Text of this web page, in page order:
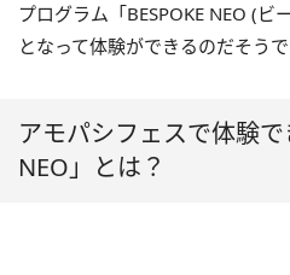
プログラム「BESPOKE NEO (
となって体験ができるのだそうで
アモパシフェスで体験で
NEO」とは？